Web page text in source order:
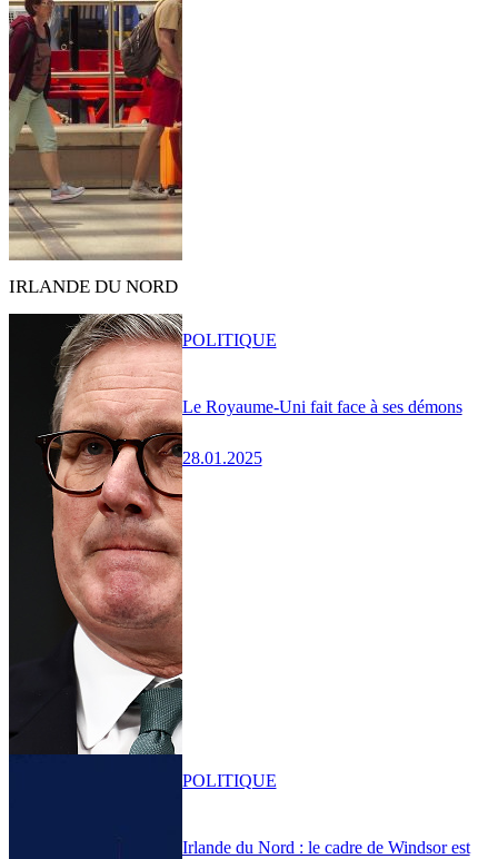
IRLANDE DU NORD
Le Royaume-Uni fait face à ses démons
28.01.2025
POLITIQUE
Irlande du Nord : le cadre de Windsor est
POLITIQUE